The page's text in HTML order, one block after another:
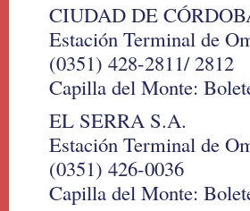
CIUDAD DE
Estación Terminal de
(0351) 428-2811/ 2812
Capilla del Monte:
EL SERRA S.A.
Estación Terminal de
(0351) 426-0036
Capilla del Monte: